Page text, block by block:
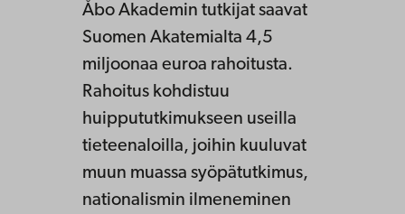
Åbo Akademin tutkijat saavat
Suomen Akatemialta 4,5
miljoonaa euroa rahoitusta.
Rahoitus kohdistuu
huippututkimukseen useilla
tieteenaloilla, joihin kuuluvat
muun muassa syöpätutkimus,
nationalismin ilmeneminen